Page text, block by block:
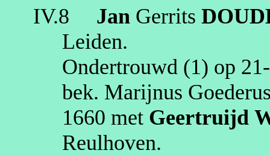
IV.8 Jan Gerrits
Leiden.
Ondertrouwd (1) op
bek. Marijnus
1660 met Geertruijd
Reulhoven.